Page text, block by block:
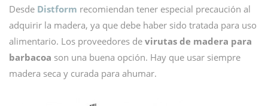
Desde Distform recomiendan tener especial precaución al
adquirir la madera, ya que debe haber sido tratada para uso
alimentario. Los proveedores de virutas de madera para
barbacoa son una buena opción. Hay que usar siempre
madera seca y curada para ahumar.